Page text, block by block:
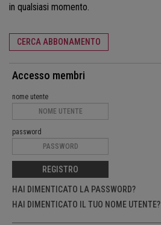
in qualsiasi momento.
CERCA ABBONAMENTO
Accesso membri
nome utente
password
REGISTRO
HAI DIMENTICATO LA PASSWORD?
HAI DIMENTICATO IL TUO NOME UTENTE?